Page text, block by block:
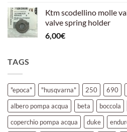
Ktm scodellino molle
valve spring holder
6,00€
TAGS
"epoca" "husqvarna" 250 690
albero pompa acqua
beta boccola
coperchio pompa acqua
duke